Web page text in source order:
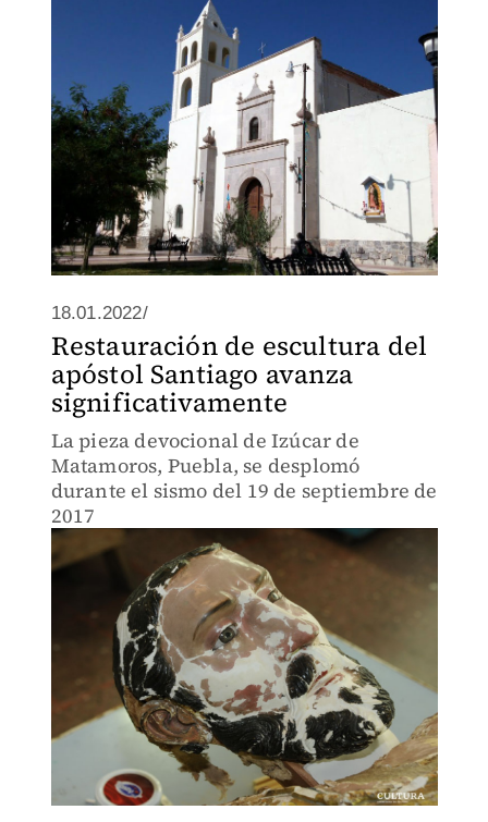
18.01.2022/
Restauración de escultura del
apóstol Santiago avanza
significativamente
La pieza devocional de Izúcar de
Matamoros, Puebla, se desplomó
durante el sismo del 19 de septiembre de
2017